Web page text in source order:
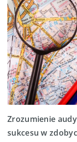
Zrozumienie
sukcesu w